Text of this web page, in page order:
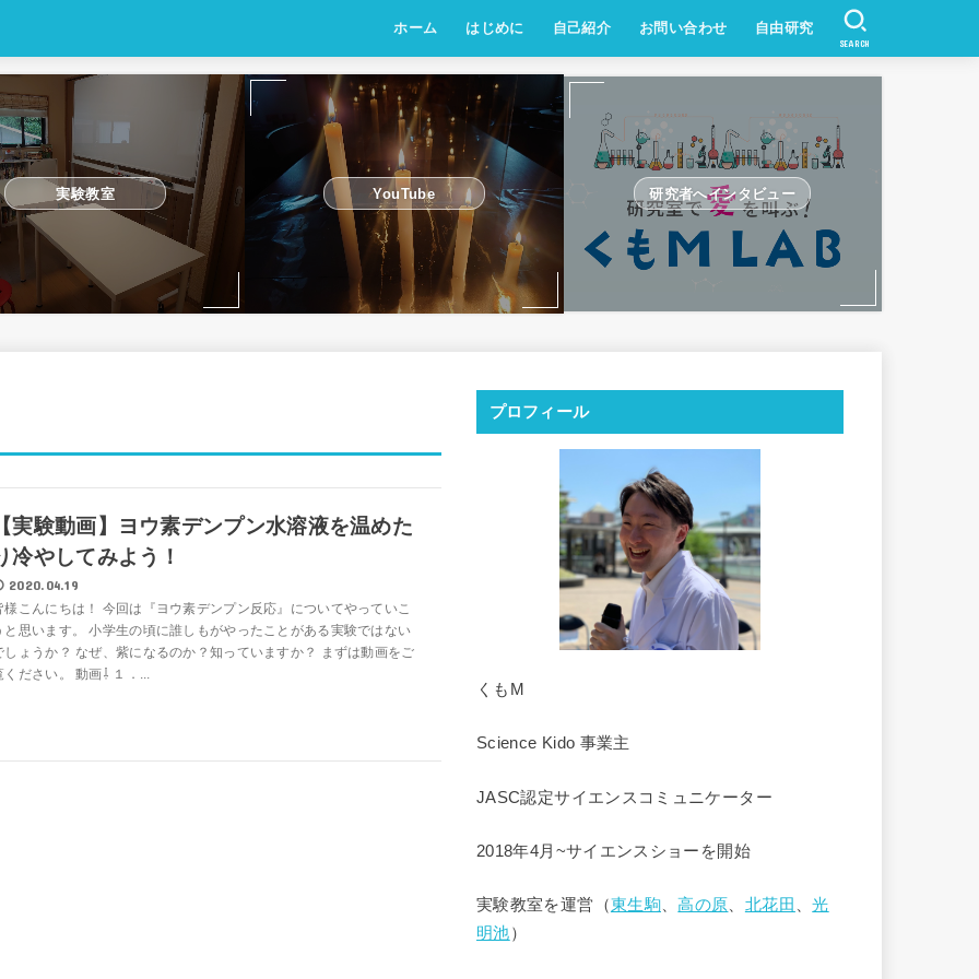
ホーム はじめに 自己紹介 お問い合わせ 自由研究
SEARCH
実験教室 YouTube 研究者へインタビュー
実験動画】ヨウ素デンプン水溶液を温めた
冷やしてみよう！
2020.04.19
様こんにちは！ 今回は『ヨウ素デンプン反応』についてやっていこ
と思います。 小学生の頃に誰しもがやったことがある実験ではない
しょうか？ なぜ、紫になるのか？知っていますか？ まずは動画をご
ください。 動画⇩ １．...
プロフィール
くもM
Science Kido 事業主
JASC認定サイエンスコミュニケーター
2018年4月~サイエンスショーを開始
実験教室を運営（東生駒 、高の原 北花田 、光
明池）